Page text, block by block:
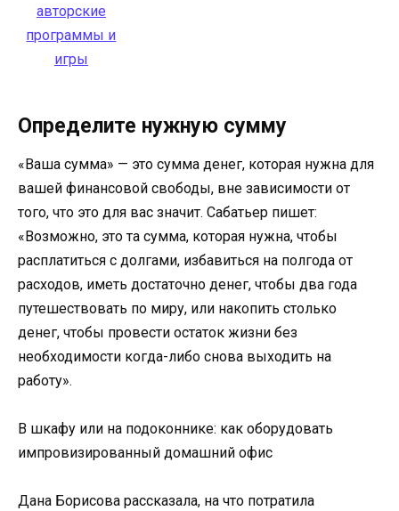
Определите нужную сумму
«Ваша сумма» — это сумма денег, которая нужна для
вашей финансовой свободы, вне зависимости от
того, что это для вас значит. Сабатьер пишет:
«Возможно, это та сумма, которая нужна, чтобы
расплатиться с долгами, избавиться на полгода от
расходов, иметь достаточно денег, чтобы два года
путешествовать по миру, или накопить столько
денег, чтобы провести остаток жизни без
необходимости когда-либо снова выходить на
работу».
В шкафу или на подоконнике: как оборудовать
импровизированный домашний офис
Дана Борисова рассказала, на что потратила